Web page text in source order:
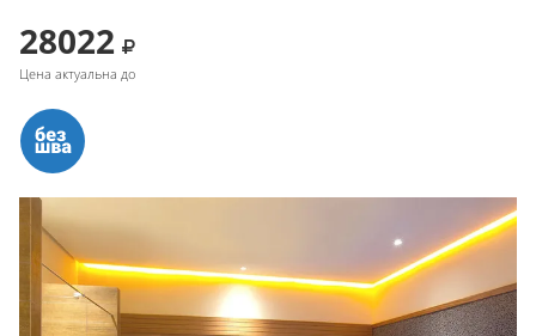
28022
Цена актуальна до